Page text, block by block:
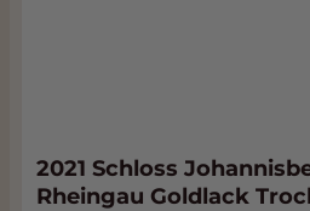
2021 Schloss
Rheingau Goldlack